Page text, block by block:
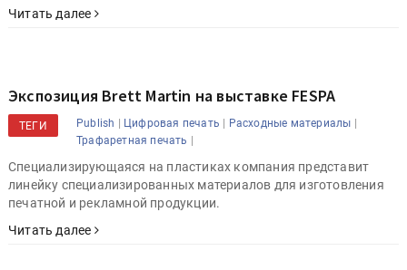
Читать далее
Экспозиция Brett Martin на выставке FESPA
ТЕГИ Publish | Цифровая печать | Расходные материалы |
Трафаретная печать |
Специализирующаяся на пластиках компания представит
линейку специализированных материалов для изготовления
печатной и рекламной продукции.
Читать далее